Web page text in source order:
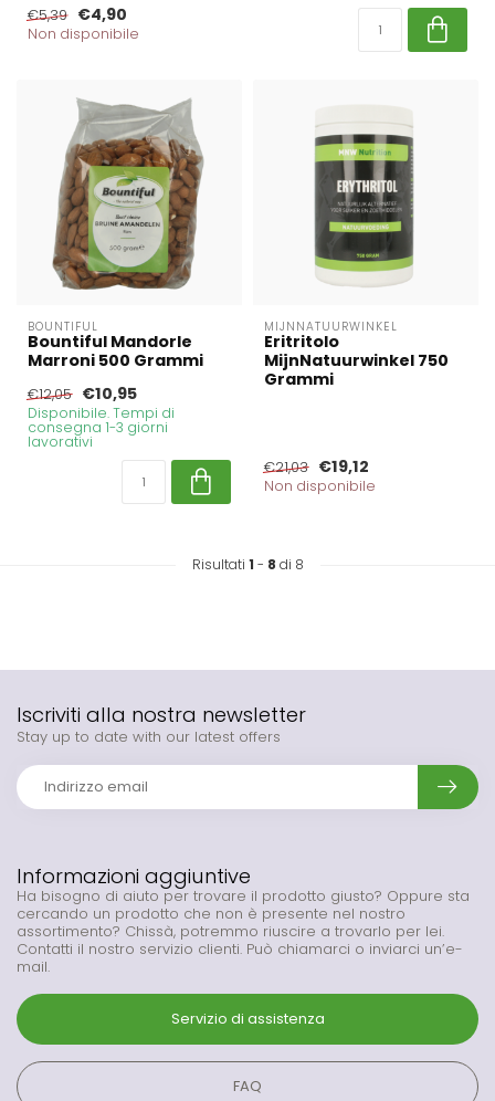
€5,39 €4,90
Non disponibile
BOUNTIFUL
Bountiful Mandorle
Marroni 500 Grammi
€12,05 €10,95
Disponibile. Tempi di
consegna 1-3 giorni
lavorativi
MIJNNATUURWINKEL
Eritritolo
MijnNatuurwinkel 750
Grammi
€21,03 €19,12
Non disponibile
Risultati 1 - 8 di 8
Informazioni aggiuntive
Ha bisogno di aiuto per trovare il prodotto giusto? Oppure sta
cercando un prodotto che non è presente nel nostro
assortimento? Chissà, potremmo riuscire a trovarlo per lei.
Contatti il nostro servizio clienti. Può chiamarci o inviarci un’e-
mail.
Servizio di assistenza
FAQ
Iscriviti alla nostra newsletter
Stay up to date with our latest offers